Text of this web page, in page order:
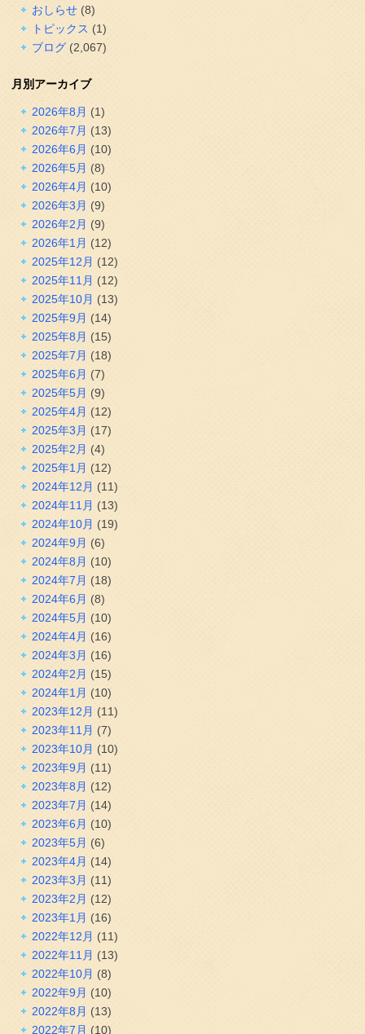
おしらせ(8)
トピックス (1)
ブログ(2,067)
月別アーカイブ
2026年8月 (1)
2026年7月 (13)
2026年6月 (10)
2026年5月 (8)
2026年4月 (10)
2026年3月 (9)
2026年2月 (9)
2026年1月 (12)
2025年12月 (12)
2025年11月 (12)
2025年10月 (13)
2025年9月 (14)
2025年8月 (15)
2025年7月 (18)
2025年6月 (7)
2025年5月 (9)
2025年4月 (12)
2025年3月 (17)
2025年2月 (4)
2025年1月 (12)
2024年12月 (11)
2024年11月 (13)
2024年10月 (19)
2024年9月 (6)
2024年8月 (10)
2024年7月 (18)
2024年6月 (8)
2024年5月 (10)
2024年4月 (16)
2024年3月 (16)
2024年2月 (15)
2024年1月 (10)
2023年12月 (11)
2023年11月 (7)
2023年10月 (10)
2023年9月 (11)
2023年8月 (12)
2023年7月 (14)
2023年6月 (10)
2023年5月 (6)
2023年4月 (14)
2023年3月 (11)
2023年2月 (12)
2023年1月 (16)
2022年12月 (11)
2022年11月 (13)
2022年10月 (8)
2022年9月 (10)
2022年8月 (13)
2022年7月 (10)